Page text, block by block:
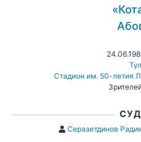
Стадион им. 50-летия
Серазетдинов